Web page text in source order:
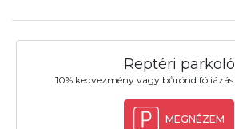
Reptéri parkoló
10% kedvezmény vagy bőrönd fóliázás
MEGNÉZEM